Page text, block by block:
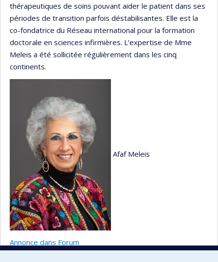
thérapeutiques de soins pouvant aider le patient dans ses
périodes de transition parfois déstabilisantes. Elle est la
co-fondatrice du Réseau international pour la formation
doctorale en sciences infirmières. L’expertise de Mme
Meleis a été sollicitée régulièrement dans les cinq
continents.
Afaf Meleis
Annonce dans Forum